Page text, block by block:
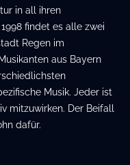
in all ihren
findet es alle zwei
Regen im
aus Bayern
Musik. Jeder ist
mitzuwirken. Der Beifall
dafür.